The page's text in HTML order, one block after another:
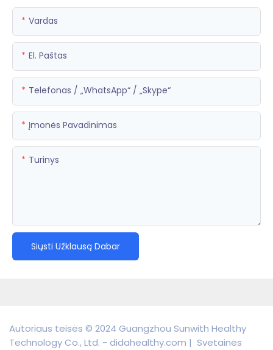
Vardas
El. Paštas
Telefonas / „WhatsApp“ / „Skype“
Įmonės Pavadinimas
Turinys
Siųsti Užklausą Dabar
Autoriaus teisės © 2024 Guangzhou Sunwith Healthy
Technology Co., Ltd. - didahealthy.com | Svetainės